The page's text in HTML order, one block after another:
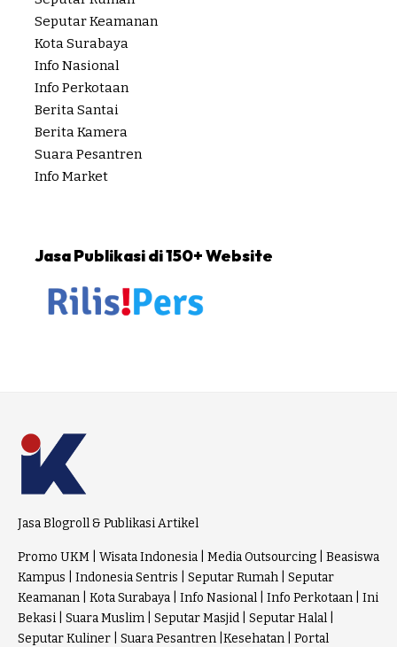
Seputar Keamanan
Kota Surabaya
Info Nasional
Info Perkotaan
Berita Santai
Berita Kamera
Suara Pesantren
Info Market
Jasa Publikasi di 150+ Website
Jasa Blogroll & Publikasi Artikel
Promo UKM Wisata Indonesia Media Outsourcing
Beasiswa
Kampus
Indonesia Sentris Seputar Rumah
Seputar
Keamanan
Kota Surabaya Info Nasional Info Perkotaan
Ini
Bekasi
Suara Muslim Seputar Masjid Seputar Halal
Seputar Kuliner
Suara Pesantren Kesehatan
Portal